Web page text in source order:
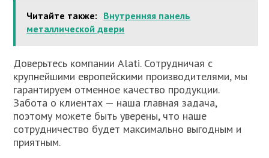
Читайте также: Внутренняя панель
металлической двери
Доверьтесь компании Alati. Сотрудничая с
крупнейшими европейскими производителями, мы
гарантируем отменное качество продукции.
Забота о клиентах — наша главная задача,
поэтому можете быть уверены, что наше
сотрудничество будет максимально выгодным и
приятным.